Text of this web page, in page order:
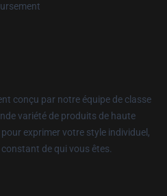
conçu par notre équipe de classe
variété de produits de haute
exprimer votre style individuel,
de qui vous êtes.